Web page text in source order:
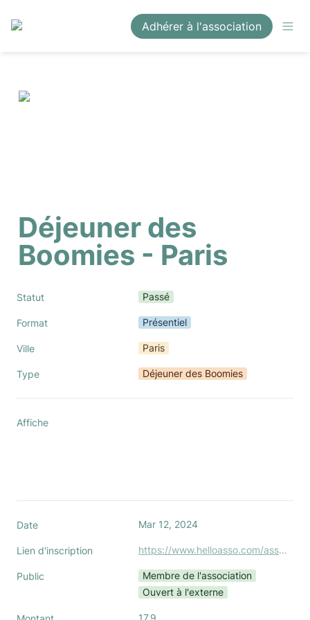
Adhérer à l'association
Déjeuner des
Boomies - Paris
Statut Passé
Format Présentiel
Ville Paris
Type Déjeuner des Boomies
Affiche
Date Mar 12, 2024
Lien d'inscription https://www.helloasso.com/associations/association-nationale-des-office-managers-boom/evenements/dejeuner-des-boomies-a-paris
Public
Membre de l'association
Ouvert à l'externe
17.9